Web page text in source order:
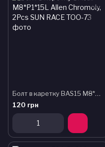
Болт в каретку BAS15 M8*P1*15L Allen Chromoly, 2Pcs SUN RACE
120 грн